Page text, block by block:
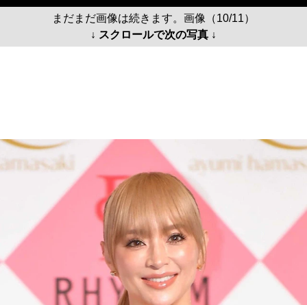
まだまだ画像は続きます。画像（10/11）
↓ スクロールで次の写真 ↓